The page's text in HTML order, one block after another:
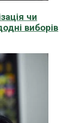
чи
виборів